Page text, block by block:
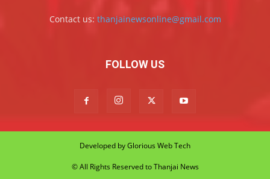
Contact us: thanjainewsonline@gmail.com
FOLLOW US
Developed by Glorious Web Tech
© All Rights Reserved to Thanjai News